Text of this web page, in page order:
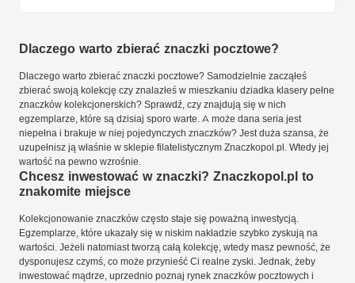
Dlaczego warto zbierać znaczki pocztowe?
Dlaczego warto zbierać znaczki pocztowe? Samodzielnie zacząłeś
zbierać swoją kolekcję czy znalazłeś w mieszkaniu dziadka klasery pełne
znaczków kolekcjonerskich? Sprawdź, czy znajdują się w nich
egzemplarze, które są dzisiaj sporo warte. A może dana seria jest
niepełna i brakuje w niej pojedynczych znaczków? Jest duża szansa, że
uzupełnisz ją właśnie w sklepie filatelistycznym Znaczkopol.pl. Wtedy jej
wartość na pewno wzrośnie.
Chcesz inwestować w znaczki? Znaczkopol.pl to
znakomite miejsce
Kolekcjonowanie znaczków często staje się poważną inwestycją.
Egzemplarze, które ukazały się w niskim nakładzie szybko zyskują na
wartości. Jeżeli natomiast tworzą całą kolekcję, wtedy masz pewność, że
dysponujesz czymś, co może przynieść Ci realne zyski. Jednak, żeby
inwestować mądrze, uprzednio poznaj rynek znaczków pocztowych i